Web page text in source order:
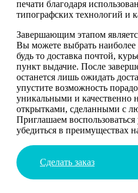
печати благодаря
типографских технологий и
Завершающим этапом
Вы можете выбрать наиболее
будь то доставка почтой,
пункт выдачие. После
останется лишь ожидать
упустите возможность
уникальными и качественно
открытками, сделанными с
Приглашаем
убедиться в преимуществах
Сделать заказ